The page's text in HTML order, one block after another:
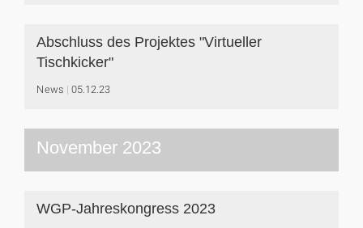
Abschluss des Projektes "Virtueller
Tischkicker"
News 05.12.23
November 2023
WGP-Jahreskongress 2023